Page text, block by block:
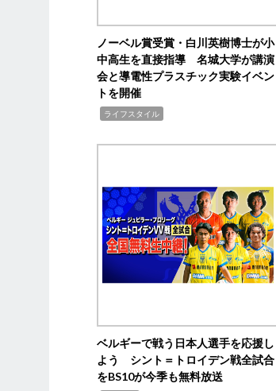
ノーベル賞受賞・白川英樹博士が小
中高生を直接指導 名城大学が講演
会と導電性プラスチック実験イベン
トを開催
ライフスタイル
ベルギーで戦う日本人選手を応援し
よう シント＝トロイデン戦全試合
をBS10が今季も無料放送